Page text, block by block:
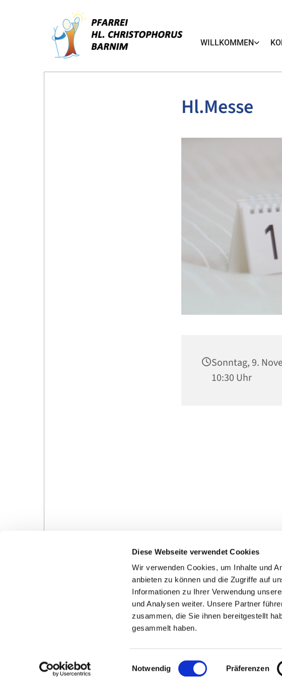
Diese Webseite verwendet Cookies
Wir verwenden Cookies, um Inhalte und
anbieten zu können und die Zugriffe auf
Informationen zu Ihrer Verwendung
und Analysen weiter. Unsere Partner
zusammen, die Sie ihnen bereitgestellt
gesammelt haben.
i
Notwendig Präferenzen
WILLKOMMEN
Hl.Messe
Sonntag, 9.
10:30 Uhr
Gottesdienste in der Pfarrei
Veranstaltungen in der
Pfarrei
Kontakte